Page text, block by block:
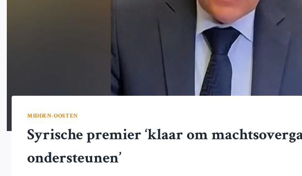
MIDDEN-OOSTEN
Syrische premier ‘klaar om
ondersteunen’